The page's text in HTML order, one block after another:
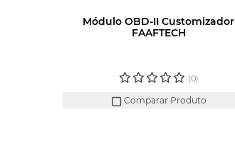
Módulo OBD-II Customizador
FAAFTECH
(0)
Comparar Produto